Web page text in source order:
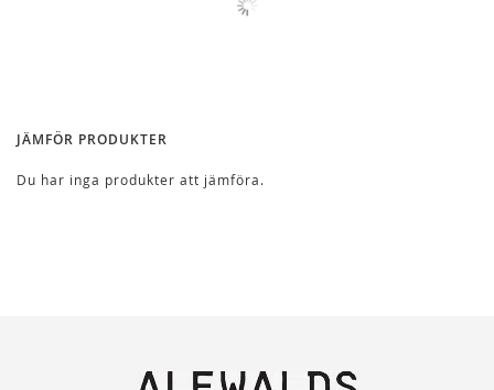
JÄMFÖR PRODUKTER
Du har inga produkter att jämföra.